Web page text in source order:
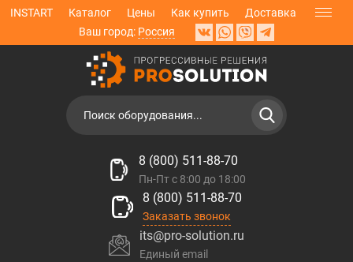
INSTART Каталог Цены Как купить
Доставка
Ваш город: Россия
8 (800) 511-88-70
Пн-Пт с 8:00 до 18:00
8 (800) 511-88-70
Заказать звонок
its@pro-solution.ru
Единый email